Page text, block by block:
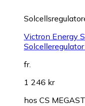
Victron Energy
fr.
1 246 kr
hos CS